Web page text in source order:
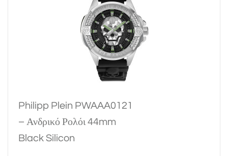
Philipp Plein PWAAA0121
– Ανδρικό Ρολόι 44mm
Black Silicon